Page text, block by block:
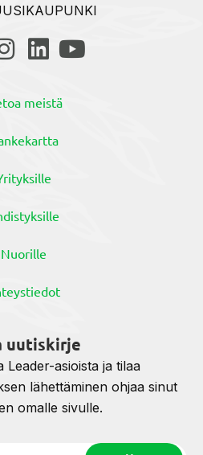
meistä
Nuorille
uutiskirje
Leader-asioista ja tilaa
lähettäminen ohjaa sinut
omalle sivulle.